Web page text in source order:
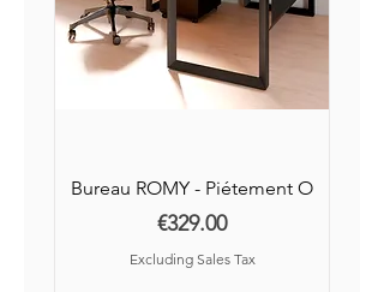
Bureau ROMY - Piétement O
Price
€329.00
Excluding Sales Tax